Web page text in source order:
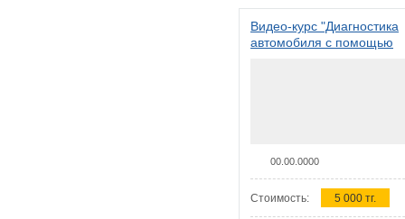
Видео-курс "Диагностика
автомобиля с помощью
00.00.0000
Стоимость: 5 000 тг.